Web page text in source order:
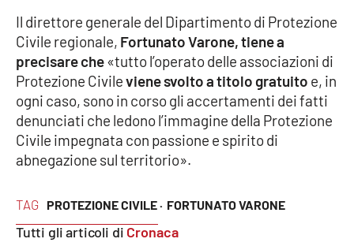
Economia e Lavoro
Politica
Sanità
Società
RUBRICHE
TAG PROTEZIONE CIVILE · FORTUNATO VARONE
Tutti gli articoli di Cronaca
Il direttore generale del Dipartimento di Protezione
Civile regionale, Fortunato Varone, tiene a
precisare che«tutto l’operato delle associazioni di
Protezione Civileviene svolto a titolo gratuito e, in
ogni caso, sono in corso gli accertamenti dei fatti
denunciati che ledono l’immagine della Protezione
Civile impegnata con passione e spirito di
abnegazione sul territorio».